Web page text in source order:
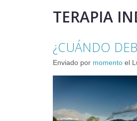
TERAPIA
¿CUÁNDO
Enviado por momento el